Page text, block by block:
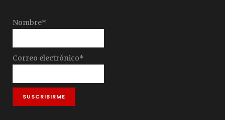
Nombre*
Correo electrónico*